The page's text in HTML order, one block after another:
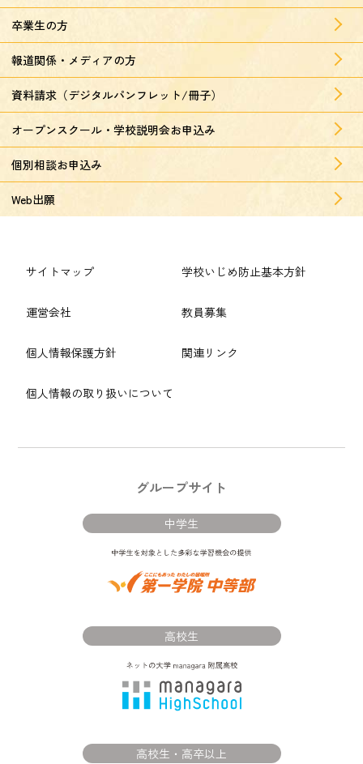
卒業生の方
報道関係・メディアの方
資料請求（デジタルパンフレット/冊子）
オープンスクール・学校説明会お申込み
個別相談お申込み
Web出願
サイトマップ
運営会社
個人情報保護方針
個人情報の取り扱いについて
学校いじめ防止基本方針
教員募集
関連リンク
グループサイト
中学生
高校生
高校生・高卒以上